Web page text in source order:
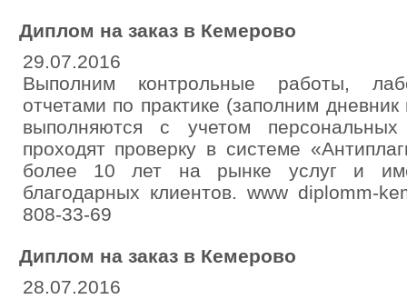
Диплом нa заказ в Кемерово
29.07.2016
Выполним контрольные работы,
отчетами по практике (заполним
выполняются с учетом
проходят проверку в системе
более 10 лет на рынке услуг и
благодарных клиентов. www diplomm-
808-33-69
Диплом на заказ в Кемерово
28.07.2016